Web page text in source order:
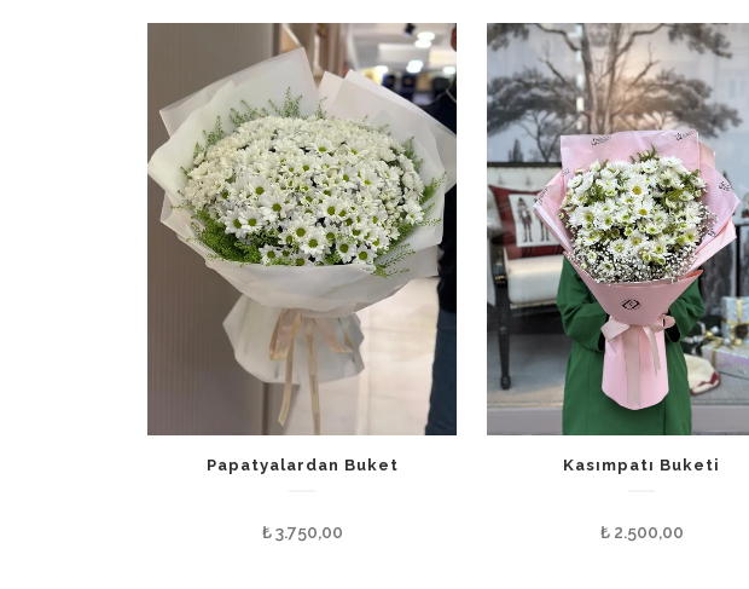
Papatyalardan Buket
₺3.750,00
Kasımpatı Buketi
₺2.500,00